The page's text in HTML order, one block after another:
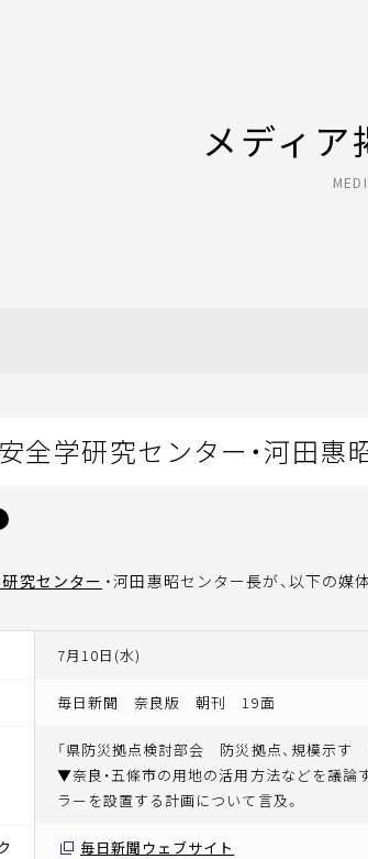
メディア
全学研究センター・河田
究センター ・河田惠昭センター長が、以下の媒
7月10日(水)
毎日新聞 奈良版 朝刊 19面
「県防災拠点検討部会 防災拠点、規模示す
▼奈良・五條市の用地の活用方法などを議論
ラーを設置する計画について言及。
毎日新聞ウェブサイト